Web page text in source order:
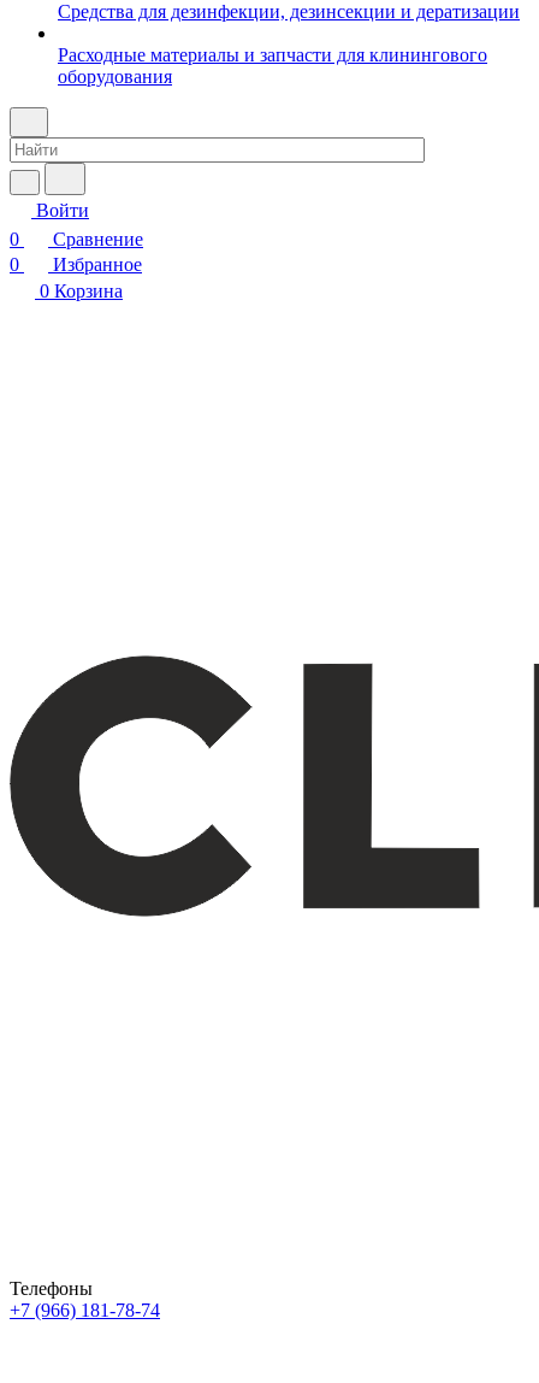
Средства для дезинфекции, дезинсекции и дератизации
Расходные материалы и запчасти для клинингового
оборудования
Войти
0
Сравнение
0
Избранное
0 Корзина
Телефоны
+7 (966) 181-78-74